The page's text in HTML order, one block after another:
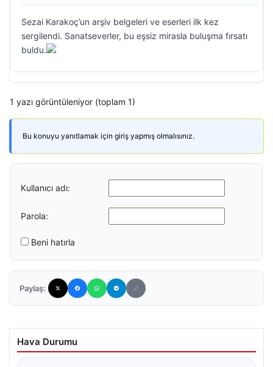
Sezai Karakoç’un arşiv belgeleri ve eserleri ilk kez
sergilendi. Sanatseverler, bu eşsiz mirasla buluşma fırsatı
buldu.
1 yazı görüntüleniyor (toplam 1)
Bu konuyu yanıtlamak için giriş yapmış olmalısınız.
Kullanıcı adı:
Parola:
Beni hatırla
Paylaş:
Hava Durumu